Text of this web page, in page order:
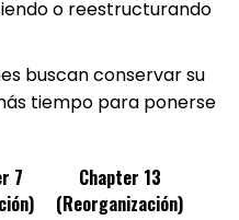
o reestructurando
buscan conservar su
tiempo para ponerse
7
Chapter 13
(Reorganización)